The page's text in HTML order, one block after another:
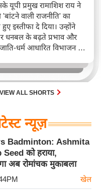
यूपी प्रमुख रामाशिश राय ने
वाली राजनीति' का
इस्तीफा दे दिया। उन्होंने
धनबल के बढ़ते प्रभाव और
धर्म आधारित विभाजन पर
में आरएलडी-एनडीए
नई चुनौतियां खड़ी कर
VIEW ALL SHORTS
न्यूज़
Badminton: Ashmita
को हराया,
अब रोमांचक मुकाबला
खेल